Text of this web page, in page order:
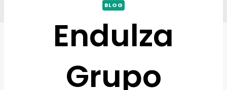
BLOG
Endulza
Grupo